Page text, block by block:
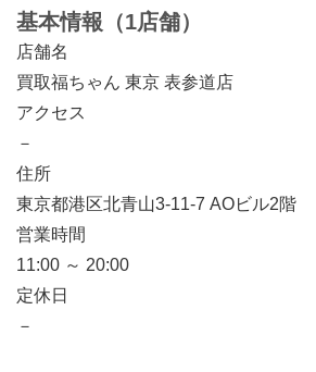
基本情報（1店舗）
店舗名
買取福ちゃん 東京 表参道店
アクセス
－
住所
東京都港区北青山3-11-7 AOビル2階
営業時間
11:00 ～ 20:00
定休日
－